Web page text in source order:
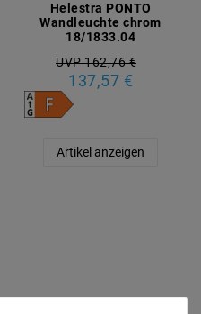
Helestra PONTO
Wandleuchte chrom
18/1833.04
UVP 162,76 €
137,57 €
Artikel anzeigen